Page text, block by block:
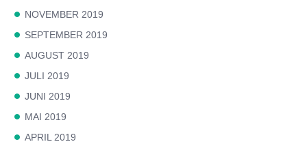
NOVEMBER 2019
SEPTEMBER 2019
AUGUST 2019
JULI 2019
JUNI 2019
MAI 2019
APRIL 2019